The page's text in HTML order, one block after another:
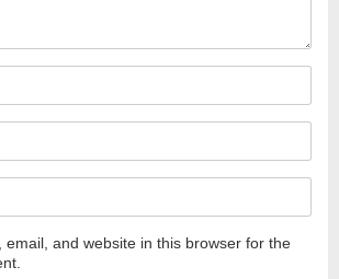
email, and website in this browser for the